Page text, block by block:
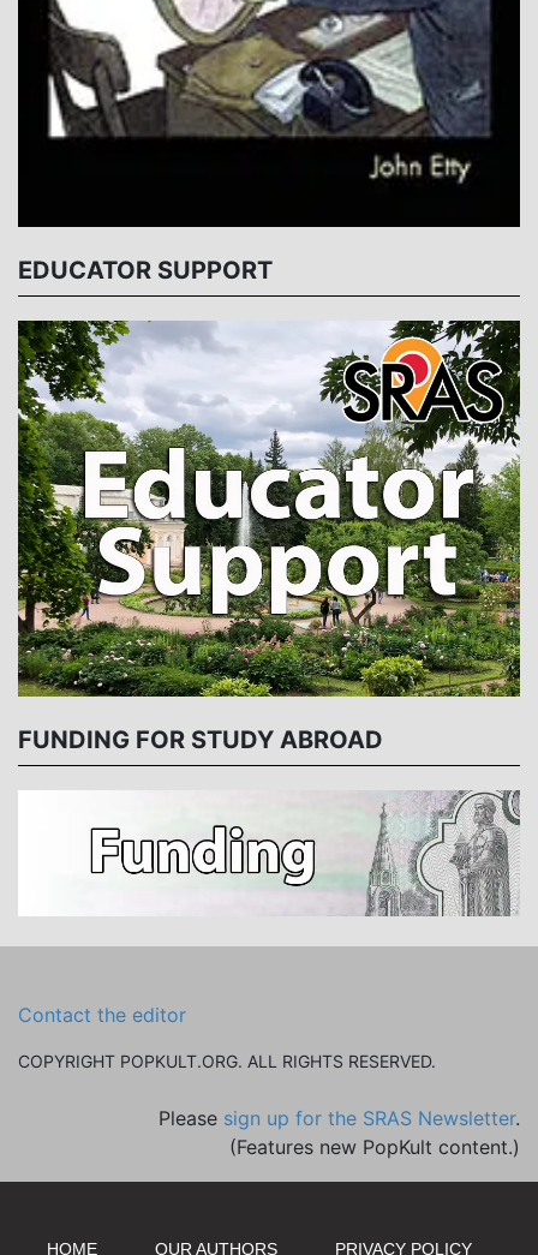
EDUCATOR SUPPORT
FUNDING FOR STUDY ABROAD
Contact the editor
COPYRIGHT POPKULT.ORG. ALL RIGHTS RESERVED.
Please sign up for the SRAS Newsletter.
(Features new PopKult content.)
HOME OUR AUTHORS PRIVACY POLICY